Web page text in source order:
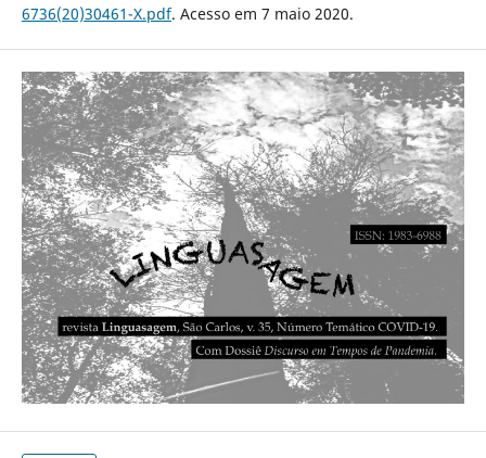
6736(20)30461-X.pdf. Acesso em 7 maio 2020.